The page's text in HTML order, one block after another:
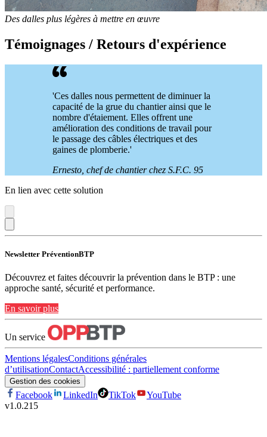
Des dalles plus légères à mettre en œuvre
Témoignages / Retours d'expérience
'Ces dalles nous permettent de diminuer la
capacité de la grue du chantier ainsi que le
nombre d'étaiement. Elles offrent une
amélioration des conditions de travail pour
le passage des câbles électriques et des
gaines de plomberie.'
Ernesto, chef de chantier chez S.F.C. 95
En lien avec cette solution
Newsletter PréventionBTP
Découvrez et faites découvrir la prévention dans le BTP : une
approche santé, sécurité et performance.
En savoir plus
Un service
Mentions légalesConditions générales
d’utilisationContactAccessibilité : partiellement conforme
Gestion des cookies
Facebook LinkedIn TikTok
YouTube
v1.0.215